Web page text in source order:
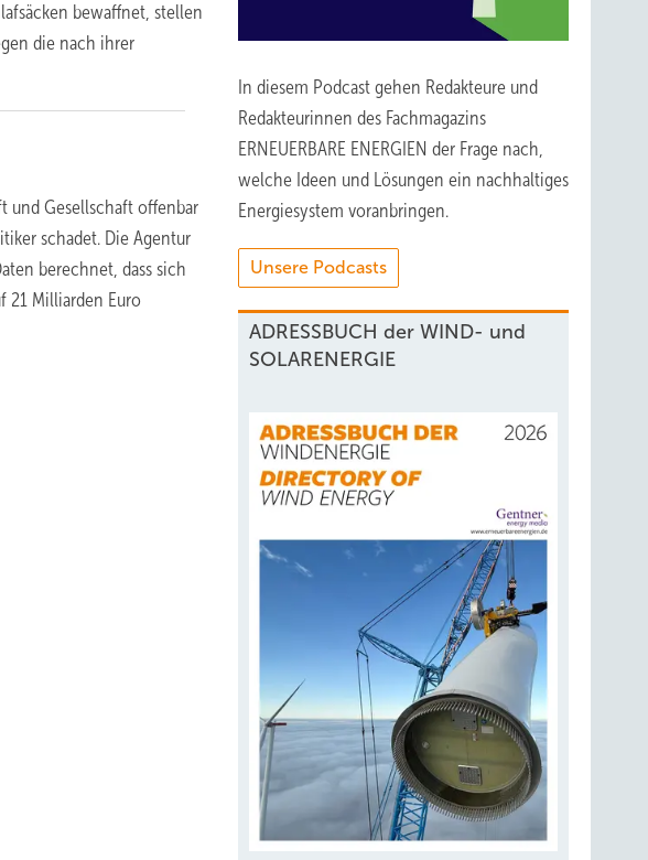
bewaffnet, stellen
die nach ihrer
und Gesellschaft offenbar
schadet. Die Agentur
berechnet, dass sich
21 Milliarden Euro
In diesem Podcast gehen Redakteure und
Redakteurinnen des Fachmagazins
ERNEUERBARE ENERGIEN der Frage nach,
welche Ideen und Lösungen ein nachhaltiges
Energiesystem voranbringen.
Unsere Podcasts
ADRESSBUCH der WIND- und
SOLARENERGIE